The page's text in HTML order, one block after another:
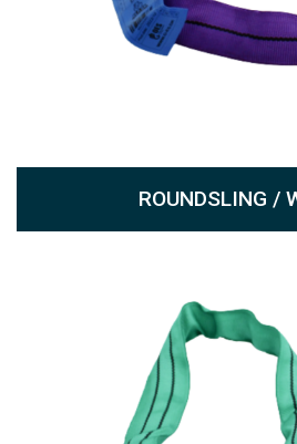
ROUNDSLING /